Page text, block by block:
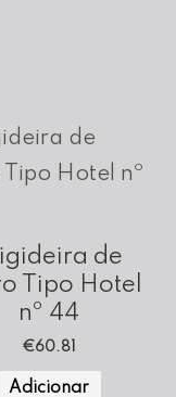
de
Tipo Hotel
nº 44
€60.81
Adicionar